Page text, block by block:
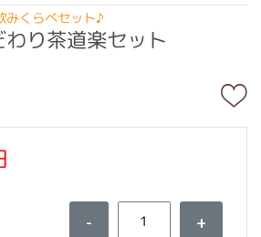
みくらべセット♪
り茶道楽セット
- +